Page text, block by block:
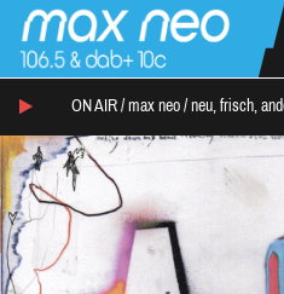
ON AIR / max neo / neu, frisch,